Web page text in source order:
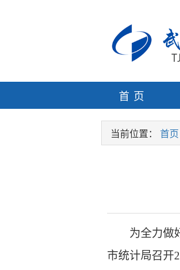
首 页
当前位置： 首页
为全力做
市统计局召开